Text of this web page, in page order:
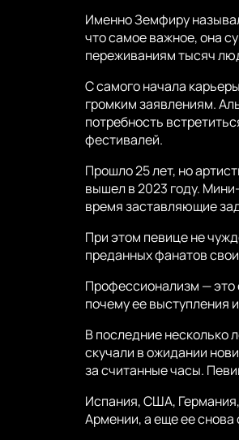
Именно Земфиру
что самое важное, она
переживаниям тысяч
С самого начала
громким заявлениям.
потребность
фестивалей.
Прошло 25 лет, но
вышел в 2023 году.
время заставляющие
При этом певице не
преданных фанатов
Профессионализм — это
почему ее выступления
В последние несколько
скучали в ожидании
за считанные часы.
Испания, США,
Армении, а еще ее снова